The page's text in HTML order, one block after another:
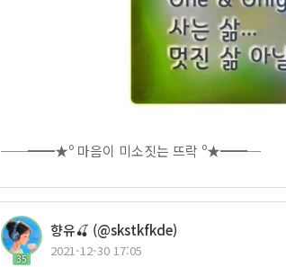
──━━★º 마음이 미소짓는 뜨락 º★━━─
35
향유🍒 (@skstkfkde)
2021-12-30 17:05